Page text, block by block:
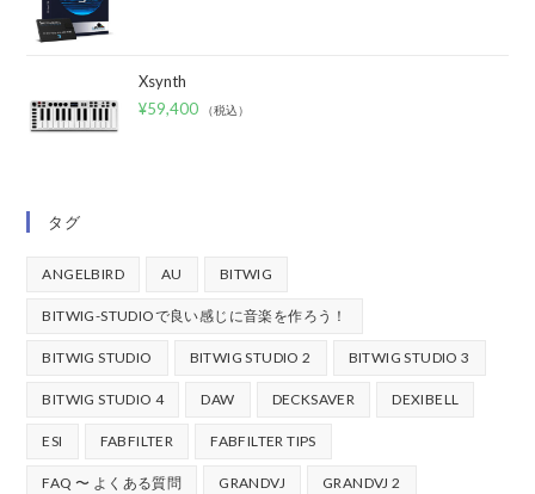
Xsynth
¥59,400 （税込）
タグ
ANGELBIRD AU BITWIG
BITWIG-STUDIOで良い感じに音楽を作ろう！
BITWIG STUDIO BITWIG STUDIO 2 BITWIG STUDIO 3
BITWIG STUDIO 4 DAW DECKSAVER DEXIBELL
ESI FABFILTER FABFILTER TIPS
FAQ 〜 よくある質問 GRANDVJ GRANDVJ 2